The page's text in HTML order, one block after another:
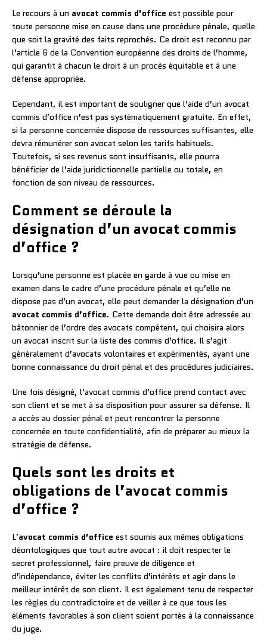
Le recours à un avocat commis d’office est possible pour
toute personne mise en cause dans une procédure pénale, quelle
que soit la gravité des faits reprochés. Ce droit est reconnu par
l’article 6 de la Convention européenne des droits de l’homme,
qui garantit à chacun le droit à un procès équitable et à une
défense appropriée.
Cependant, il est important de souligner que l’aide d’un avocat
commis d’office n’est pas systématiquement gratuite. En effet,
si la personne concernée dispose de ressources suffisantes, elle
devra rémunérer son avocat selon les tarifs habituels.
Toutefois, si ses revenus sont insuffisants, elle pourra
bénéficier de l’aide juridictionnelle partielle ou totale, en
fonction de son niveau de ressources.
Comment se déroule la
désignation d’un avocat commis
d’office ?
Lorsqu’une personne est placée en garde à vue ou mise en
examen dans le cadre d’une procédure pénale et qu’elle ne
dispose pas d’un avocat, elle peut demander la désignation d’un
avocat commis d’office. Cette demande doit être adressée au
bâtonnier de l’ordre des avocats compétent, qui choisira alors
un avocat inscrit sur la liste des commis d’office. Il s’agit
généralement d’avocats volontaires et expérimentés, ayant une
bonne connaissance du droit pénal et des procédures judiciaires.
Une fois désigné, l’avocat commis d’office prend contact avec
son client et se met à sa disposition pour assurer sa défense. Il
a accès au dossier pénal et peut rencontrer la personne
concernée en toute confidentialité, afin de préparer au mieux la
stratégie de défense.
Quels sont les droits et
obligations de l’avocat commis
d’office ?
L’avocat commis d’office est soumis aux mêmes obligations
déontologiques que tout autre avocat : il doit respecter le
secret professionnel, faire preuve de diligence et
d’indépendance, éviter les conflits d’intérêts et agir dans le
meilleur intérêt de son client. Il est également tenu de respecter
les règles du contradictoire et de veiller à ce que tous les
éléments favorables à son client soient portés à la connaissance
du juge.